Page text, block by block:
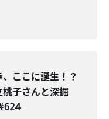
ここに誕生！？
子さんと深掘